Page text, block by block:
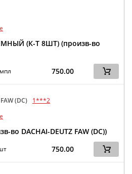
(К-Т 8ШТ) (произв-во
750.00
(DC)
1***2
во DACHAI-DEUTZ FAW (DC))
750.00